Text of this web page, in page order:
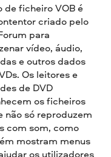
de ficheiro VOB é
criado pelo
para
vídeo, áudio,
e outros dados
Os leitores e
de DVD
os ficheiros
não só reproduzem
com som, como
mostram menus
os utilizadores